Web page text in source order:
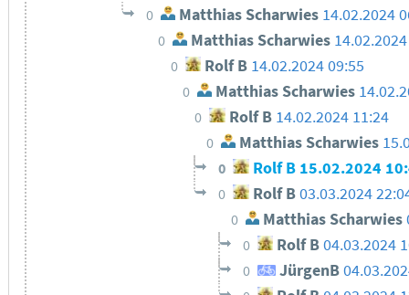
0 Matthias Scharwies 14.02.2024
0 Matthias Scharwies
0 Rolf B 14.02.2024 09:55
0 Matthias Scharwies
0 Rolf B 14.02.2024 11:24
0 Matthias Scharwies
0 Rolf B 15.02.2024
0 Rolf B03.03.2024
0 Matthias Scharwies
0 Rolf B04.03.2024
0 JürgenB